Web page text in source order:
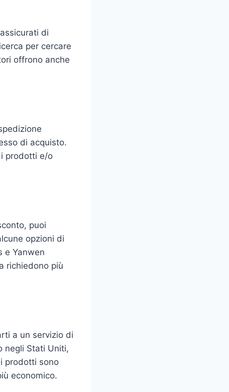
di
per cercare
offrono anche
di acquisto.
prodotti e/o
puoi
opzioni di
e Yanwen
richiedono più
a un servizio di
negli Stati Uniti,
prodotti sono
economico.